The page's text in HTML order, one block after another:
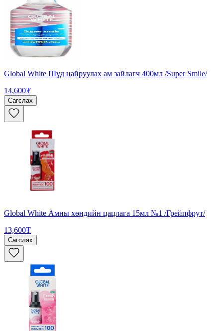
Global White Шүд цайруулах ам зайлагч 400мл /Super Smile/
14,600₮
Сагслах
Global White Амны хөндийн цацлага 15мл №1 /Грейпфрут/
13,600₮
Сагслах